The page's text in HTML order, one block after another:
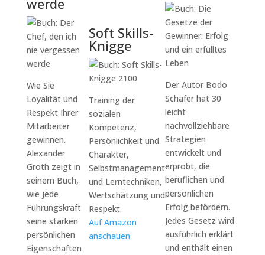
werde
Wie Sie
Loyalität und
Respekt Ihrer
Mitarbeiter
gewinnen.
Alexander
Groth zeigt in
seinem Buch,
wie jede
Führungskraft
seine starken
persönlichen
Eigenschaften
Soft Skills-
Knigge
Training der
sozialen
Kompetenz,
Persönlichkeit und
Charakter,
Selbstmanagement
und Lerntechniken,
Wertschätzung und
Respekt.
Auf Amazon
anschauen
Der Autor Bodo
Schäfer hat 30
leicht
nachvollziehbare
Strategien
entwickelt und
erprobt, die
beruflichen und
persönlichen
Erfolg befördern.
Jedes Gesetz wird
ausführlich erklärt
und enthält einen